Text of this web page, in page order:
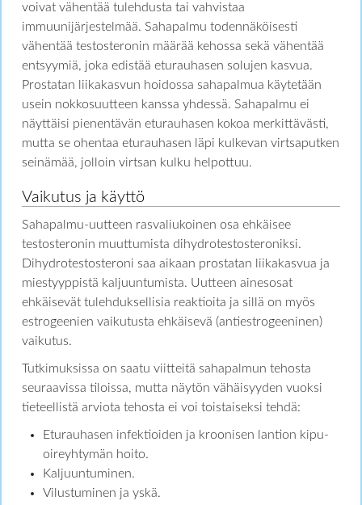
voivat vähentää tulehdusta tai vahvistaa
immuunijärjestelmää. Sahapalmu todennäköisesti
vähentää testosteronin määrää kehossa sekä vähentää
entsyymiä, joka edistää eturauhasen solujen kasvua.
Prostatan liikakasvun hoidossa sahapalmua käytetään
usein nokkosuutteen kanssa yhdessä. Sahapalmu ei
näyttäisi pienentävän eturauhasen kokoa merkittävästi,
mutta se ohentaa eturauhasen läpi kulkevan virtsaputken
seinämää, jolloin virtsan kulku helpottuu.
Vaikutus ja käyttö
Sahapalmu-uutteen rasvaliukoinen osa ehkäisee
testosteronin muuttumista dihydrotestosteroniksi.
Dihydrotestosteroni saa aikaan prostatan liikakasvua ja
miestyyppistä kaljuuntumista. Uutteen ainesosat
ehkäisevät tulehduksellisia reaktioita ja sillä on myös
estrogeenien vaikutusta ehkäisevä (antiestrogeeninen)
vaikutus.
Tutkimuksissa on saatu viitteitä sahapalmun tehosta
seuraavissa tiloissa, mutta näytön vähäisyyden vuoksi
tieteellistä arviota tehosta ei voi toistaiseksi tehdä:
Eturauhasen infektioiden ja kroonisen lantion kipu-
oireyhtymän hoito.
Kaljuuntuminen.
Vilustuminen ja yskä.